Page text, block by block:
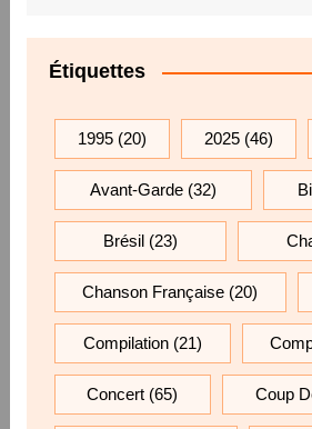
Étiquettes
1995(20) 2025 (46)
Avant-Garde(32)
Brésil (23)
Chanson Française (20)
Compilation(21)
Concert (65) Coup